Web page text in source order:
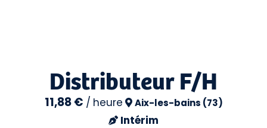
Distributeur F/H
11,88 € / heure Aix-les-bains (73)
Intérim